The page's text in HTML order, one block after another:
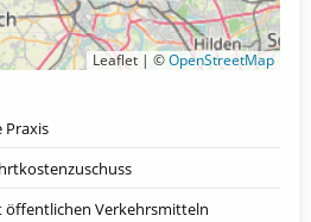
Leaflet | ©OpenStreetMap
Praxis
öffentlichen Verkehrsmitteln